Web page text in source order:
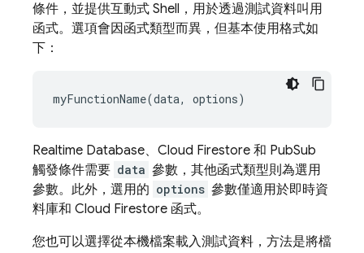
條件，並提供互動式 Shell，用於透過測試資料叫用
函式。選項會因函式類型而異，但基本使用格式如
下：
Realtime Database、Cloud Firestore 和 PubSub
觸發條件需要 data 參數，其他函式類型則為選用
參數。此外，選用的 options 參數僅適用於即時資
料庫和 Cloud Firestore 函式。
您也可以選擇從本機檔案載入測試資料，方法是將檔